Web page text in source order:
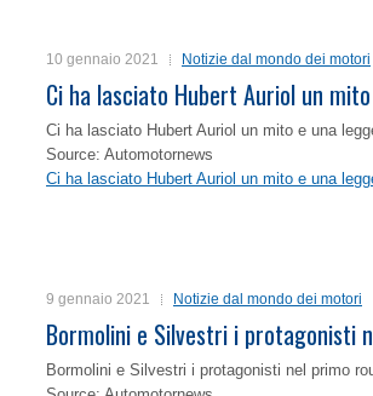
10 gennaio 2021 Notizie dal mondo dei motori
Ci ha lasciato Hubert Auriol un
Ci ha lasciato Hubert Auriol un mito e una
Source: Automotornews
Ci ha lasciato Hubert Auriol un mito e una
9 gennaio 2021 Notizie dal mondo dei motori
Bormolini e Silvestri i protagonisti
Bormolini e Silvestri i protagonisti nel primo